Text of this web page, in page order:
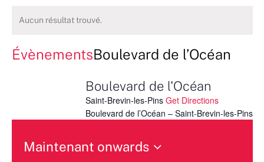
Aucun résultat trouvé.
ÉvènementsBoulevard de l’Océan
Boulevard de l'Océan
Saint-Brevin-les-Pins Get Directions
Boulevard de l’Océan – Saint-Brevin-les-Pins
Maintenant onwards